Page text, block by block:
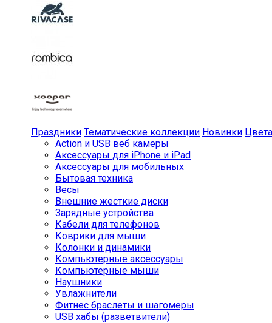
Праздники Тематические коллекции Новинки Цвета
Action и USB веб камеры
Аксессуары для iPhone и iPad
Аксессуары для мобильных
Бытовая техника
Весы
Внешние жесткие диски
Зарядные устройства
Кабели для телефонов
Коврики для мыши
Колонки и динамики
Компьютерные аксессуары
Компьютерные мыши
Наушники
Увлажнители
Фитнес браслеты и шагомеры
USB хабы (разветвители)